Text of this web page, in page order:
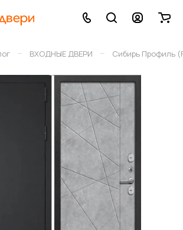
– ВХОДНЫЕ ДВЕРИ – Сибирь Профиль